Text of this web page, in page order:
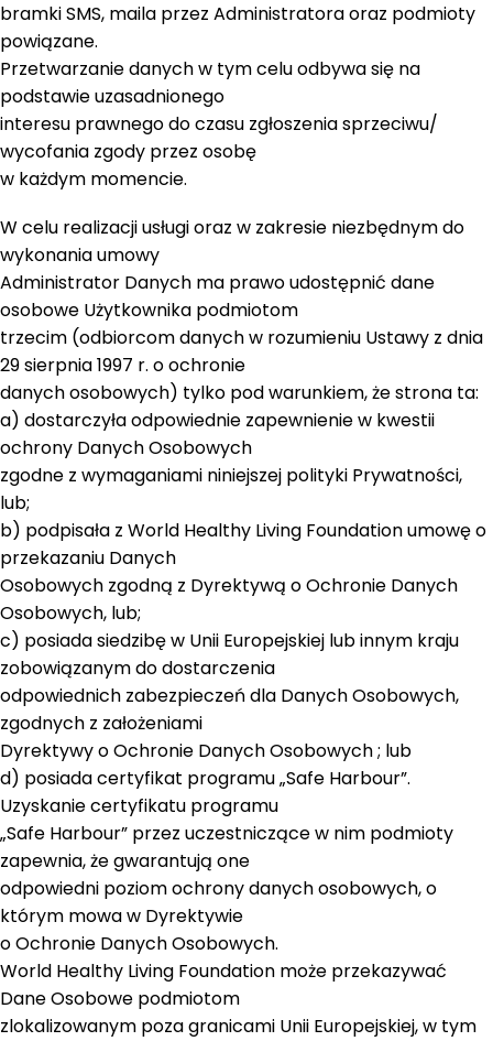
bramki SMS, maila przez Administratora oraz podmioty
powiązane.
Przetwarzanie danych w tym celu odbywa się na
podstawie uzasadnionego
interesu prawnego do czasu zgłoszenia sprzeciwu/
wycofania zgody przez osobę
w każdym momencie.
W celu realizacji usługi oraz w zakresie niezbędnym do
wykonania umowy
Administrator Danych ma prawo udostępnić dane
osobowe Użytkownika podmiotom
trzecim (odbiorcom danych w rozumieniu Ustawy z dnia
29 sierpnia 1997 r. o ochronie
danych osobowych) tylko pod warunkiem, że strona ta:
a) dostarczyła odpowiednie zapewnienie w kwestii
ochrony Danych Osobowych
zgodne z wymaganiami niniejszej polityki Prywatności,
lub;
b) podpisała z World Healthy Living Foundation umowę o
przekazaniu Danych
Osobowych zgodną z Dyrektywą o Ochronie Danych
Osobowych, lub;
c) posiada siedzibę w Unii Europejskiej lub innym kraju
zobowiązanym do dostarczenia
odpowiednich zabezpieczeń dla Danych Osobowych,
zgodnych z założeniami
Dyrektywy o Ochronie Danych Osobowych ; lub
d) posiada certyfikat programu „Safe Harbour”.
Uzyskanie certyfikatu programu
„Safe Harbour” przez uczestniczące w nim podmioty
zapewnia, że gwarantują one
odpowiedni poziom ochrony danych osobowych, o
którym mowa w Dyrektywie
o Ochronie Danych Osobowych.
World Healthy Living Foundation może przekazywać
Dane Osobowe podmiotom
zlokalizowanym poza granicami Unii Europejskiej, w tym